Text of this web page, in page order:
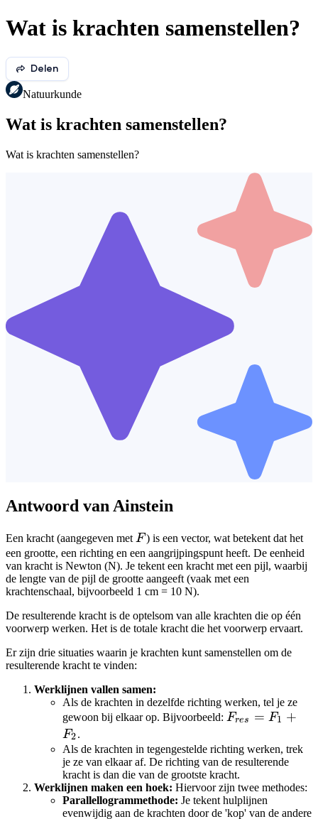
Wat is krachten samenstellen?
Delen
Natuurkunde
Wat is krachten samenstellen?
Wat is krachten samenstellen?
Antwoord van Ainstein
Een kracht (aangegeven met F
F ) is een vector, wat betekent dat het
een grootte, een richting en een aangrijpingspunt heeft. De eenheid
van kracht is Newton (N). Je tekent een kracht met een pijl, waarbij
de lengte van de pijl de grootte aangeeft (vaak met een
krachtenschaal, bijvoorbeeld 1 cm = 10 N).
De resulterende kracht is de optelsom van alle krachten die op één
voorwerp werken. Het is de totale kracht die het voorwerp ervaart.
Er zijn drie situaties waarin je krachten kunt samenstellen om de
resulterende kracht te vinden:
Werklijnen vallen samen:
Als de krachten in dezelfde richting werken, tel je ze
gewoon bij elkaar op. Bijvoorbeeld: F_{res}
+ F_2
Fres = F1 +
F2.
Als de krachten in tegengestelde richting werken, trek
je ze van elkaar af. De richting van de resulterende
kracht is dan die van de grootste kracht.
Werklijnen maken een hoek: Hiervoor zijn twee methodes:
Parallellogrammethode: Je tekent hulplijnen
evenwijdig aan de krachten door de 'kop' van de andere